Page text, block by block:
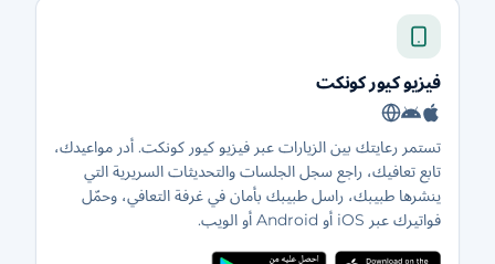
فيزيو كيور كونكت
تستمر رعايتك بين الزيارات عبر فيزيو كيور كونكت. أدر مواعيدك،
تابع تعافيك، راجع سجل الجلسات والتحديثات السريرية التي
ينشرها طبيبك، راسل طبيبك بأمان في غرفة التعافي، وحمّل
فواتيرك عبر iOS أو Android أو الويب.